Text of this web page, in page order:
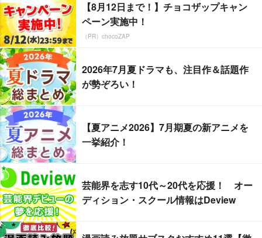
【8月12日まで！】チョコザップキャン
ペーン実施中！
（PR）chocoZAP
2026年7月夏ドラマも、注目作＆話題作
が勢ぞろい！
【夏アニメ2026】7月期夏の新アニメを
一挙紹介！
芸能界を志す10代～20代を応援！ オー
ディション・スクール情報はDeview